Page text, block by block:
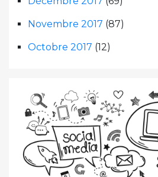
Novembre 2017 (87)
Octobre 2017 (12)